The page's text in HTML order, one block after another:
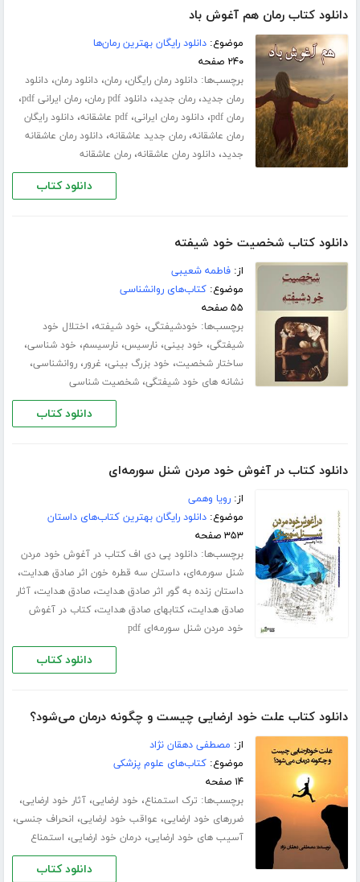
دانلود کتاب رمان هم آغوش باد
موضوع:دانلود رایگان بهترین رمان‌ها
۲۴۰ صفحه
برچسب‌ها:دانلود رمان رایگان،رمان،دانلود رمان،دانلود
رمان جدید،رمان جدید،دانلود pdf رمان ،رمان ایرانی pdf ،
رمان pdf ،دانلود رمان ایرانی،pdf عاشقانه ،دانلود رایگان
رمان عاشقانه،رمان جدید عاشقانه،دانلود رمان عاشقانه
جدید،دانلود رمان عاشقانه،رمان عاشقانه
دانلود کتاب
دانلود کتاب شخصیت خود شیفته
از:فاطمه شعیبی
موضوع:کتاب‌های روانشناسی
۵۵ صفحه
برچسب‌ها: خودشیفتگی، خود شیفته، اختلال خود
شیفتگی، خود بینی،نارسیس،نارسیسم، خود شناسی،
ساختار شخصیت، خود بزرگ بینی، غرور،روانشناسی،
نشانه های خود شیفتگی،شخصیت شناسی
دانلود کتاب
دانلود کتاب در آغوش خود مردن شنل سورمه‌ای
از:رویا وهمی
موضوع:دانلود رایگان بهترین کتاب‌های داستان
۳۵۳ صفحه
برچسب‌ها:دانلود پی دی اف کتاب در آغوش خود مردن
شنل سورمه‌ای،داستان سه قطره خون اثر صادق هدایت،
داستان زنده به گور اثر صادق هدایت،صادق هدایت،آثار
صادق هدایت،کتابهای صادق هدایت،کتاب در آغوش
خود مردن شنل سورمه‌ای pdf
دانلود کتاب
دانلود کتاب علت خود ارضایی چیست و چگونه درمان می‌شود؟
از: مصطفی دهقان نژاد
موضوع:کتاب‌های علوم پزشکی
۱۴ صفحه
برچسب‌ها: ترک استمناع، خود ارضایی،آثار خود ارضایی،
ضررهای خود ارضایی، عواقب خود ارضایی، انحراف جنسی،
آسیب های خود ارضایی،درمان خود ارضایی، استمناع
دانلود کتاب